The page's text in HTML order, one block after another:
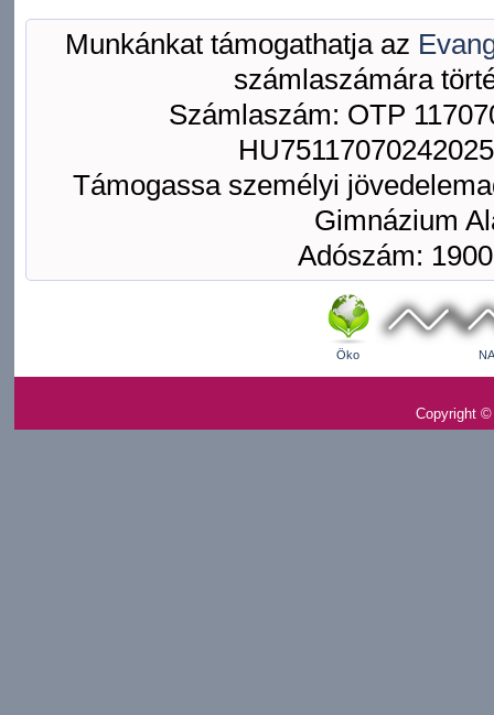
Munkánkat támogathatja az
számlaszámára
Számlaszám: OTP
Támogassa személyi
Gimnázium
Adószám:
Öko
Copyright